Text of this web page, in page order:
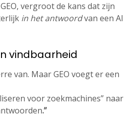
vergroot de kans dat zijn
in het antwoordvan een AI
vindbaarheid
van. Maar GEO voegt er een
voor zoekmachines” naar
.”